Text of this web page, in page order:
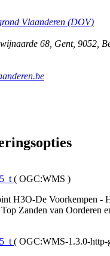
Vlaanderen (DOV)
68, Gent, 9052,
( OGC:WMS )
H3O-De Voorkempen -
Zanden van Oorderen
( OGC:WMS-1.3.0-http-